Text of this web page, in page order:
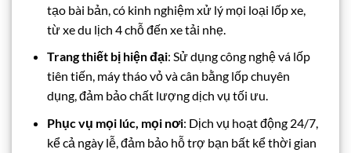
tạo bài bản, có kinh nghiệm xử lý mọi loại lốp xe,
từ xe du lịch 4 chỗ đến xe tải nhẹ.
Trang thiết bị hiện đại: Sử dụng công nghệ vá lốp
tiên tiến, máy tháo vỏ và cân bằng lốp chuyên
dụng, đảm bảo chất lượng dịch vụ tối ưu.
Phục vụ mọi lúc, mọi nơi: Dịch vụ hoạt động 24/7,
kể cả ngày lễ, đảm bảo hỗ trợ bạn bất kể thời gian